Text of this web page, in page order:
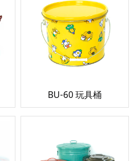
BU-60 玩具桶